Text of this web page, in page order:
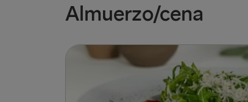
Almuerzo/cena